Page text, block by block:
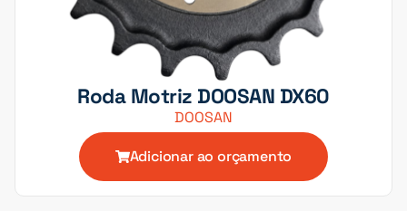
Roda Motriz DOOSAN DX60
DOOSAN
Adicionar ao orçamento